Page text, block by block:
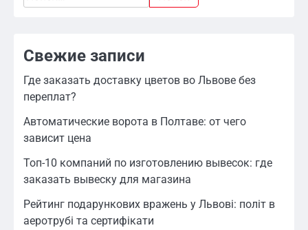
Свежие записи
Где заказать доставку цветов во Львове без
переплат?
Автоматические ворота в Полтаве: от чего
зависит цена
Топ-10 компаний по изготовлению вывесок: где
заказать вывеску для магазина
Рейтинг подарункових вражень у Львові: політ в
аеротрубі та сертифікати